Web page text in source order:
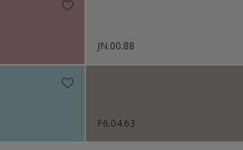
JN.00.88
F6.04.63